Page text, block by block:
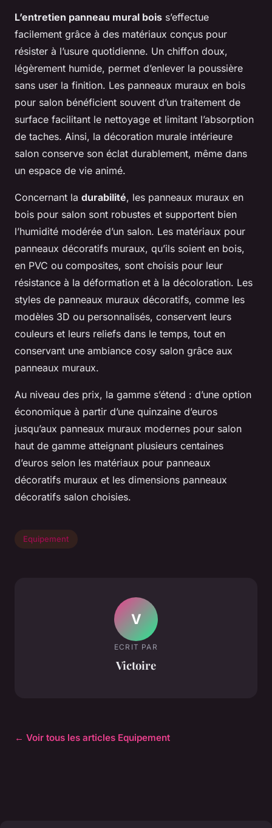
L’entretien panneau mural bois s’effectue
facilement grâce à des matériaux conçus pour
résister à l’usure quotidienne. Un chiffon doux,
légèrement humide, permet d’enlever la poussière
sans user la finition. Les panneaux muraux en bois
pour salon bénéficient souvent d’un traitement de
surface facilitant le nettoyage et limitant l’absorption
de taches. Ainsi, la décoration murale intérieure
salon conserve son éclat durablement, même dans
un espace de vie animé.
Concernant la durabilité, les panneaux muraux en
bois pour salon sont robustes et supportent bien
l’humidité modérée d’un salon. Les matériaux pour
panneaux décoratifs muraux, qu’ils soient en bois,
en PVC ou composites, sont choisis pour leur
résistance à la déformation et à la décoloration. Les
styles de panneaux muraux décoratifs, comme les
modèles 3D ou personnalisés, conservent leurs
couleurs et leurs reliefs dans le temps, tout en
conservant une ambiance cosy salon grâce aux
panneaux muraux.
Au niveau des prix, la gamme s’étend : d’une option
économique à partir d’une quinzaine d’euros
jusqu’aux panneaux muraux modernes pour salon
haut de gamme atteignant plusieurs centaines
d’euros selon les matériaux pour panneaux
décoratifs muraux et les dimensions panneaux
décoratifs salon choisies.
Equipement
V
ECRIT PAR
Victoire
← Voir tous les articles Equipement